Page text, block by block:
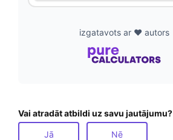
izgatavots ar ❤️ autors
Vai atradāt atbildi uz savu jautājumu?
Jā Nē